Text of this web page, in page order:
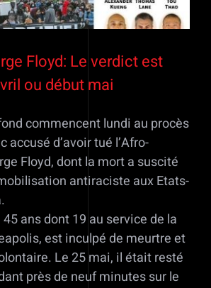
Floyd: Le verdict est
ou début mai
commencent lundi au procès
accusé d’avoir tué l’Afro-
Floyd, dont la mort a suscité
antiraciste aux Etats-
ans dont 19 au service de la
est inculpé de meurtre et
Le 25 mai, il était resté
près de neuf minutes sur le